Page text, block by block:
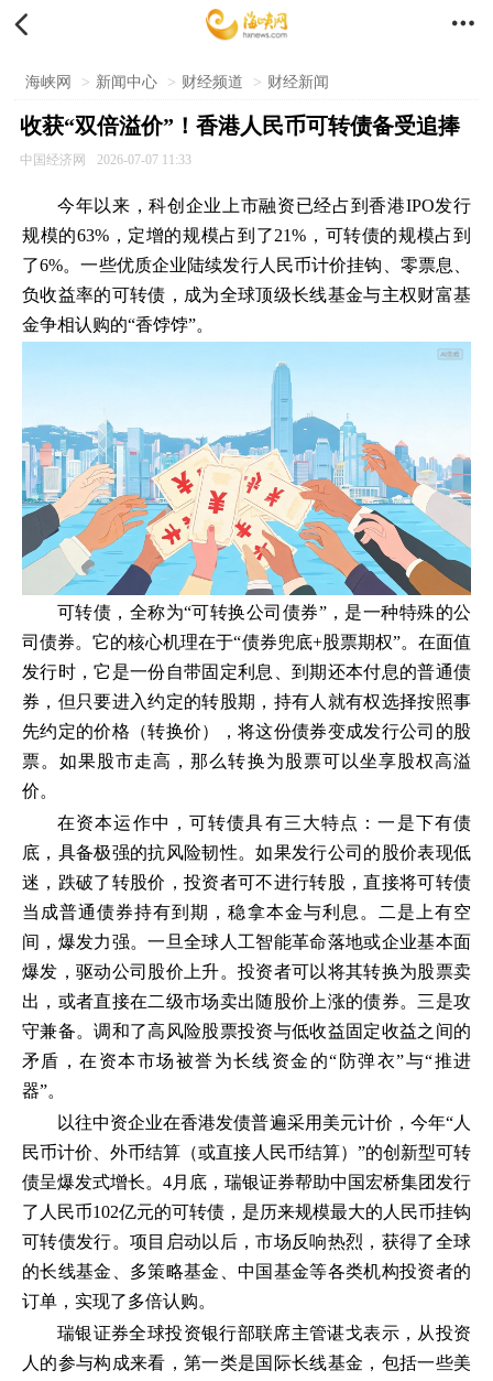
 
海峡网 > 新闻中心 > 财经频道 > 财经新闻
收获“双倍溢价”！香港人民币可转债备受追捧
中国经济网 2026-07-07 11:33
今年以来，科创企业上市融资已经占到香港IPO发行
规模的63%，定增的规模占到了21%，可转债的规模占到
了6%。一些优质企业陆续发行人民币计价挂钩、零票息、
负收益率的可转债，成为全球顶级长线基金与主权财富基
金争相认购的“香饽饽”。
可转债，全称为“可转换公司债券”，是一种特殊的公
司债券。它的核心机理在于“债券兜底+股票期权”。在面值
发行时，它是一份自带固定利息、到期还本付息的普通债
券，但只要进入约定的转股期，持有人就有权选择按照事
先约定的价格（转换价），将这份债券变成发行公司的股
票。如果股市走高，那么转换为股票可以坐享股权高溢
价。
在资本运作中，可转债具有三大特点：一是下有债
底，具备极强的抗风险韧性。如果发行公司的股价表现低
迷，跌破了转股价，投资者可不进行转股，直接将可转债
当成普通债券持有到期，稳拿本金与利息。二是上有空
间，爆发力强。一旦全球人工智能革命落地或企业基本面
爆发，驱动公司股价上升。投资者可以将其转换为股票卖
出，或者直接在二级市场卖出随股价上涨的债券。三是攻
守兼备。调和了高风险股票投资与低收益固定收益之间的
矛盾，在资本市场被誉为长线资金的“防弹衣”与“推进
器”。
以往中资企业在香港发债普遍采用美元计价，今年“人
民币计价、外币结算（或直接人民币结算）”的创新型可转
债呈爆发式增长。4月底，瑞银证券帮助中国宏桥集团发行
了人民币102亿元的可转债，是历来规模最大的人民币挂钩
可转债发行。项目启动以后，市场反响热烈，获得了全球
的长线基金、多策略基金、中国基金等各类机构投资者的
订单，实现了多倍认购。
瑞银证券全球投资银行部联席主管谌戈表示，从投资
人的参与构成来看，第一类是国际长线基金，包括一些美